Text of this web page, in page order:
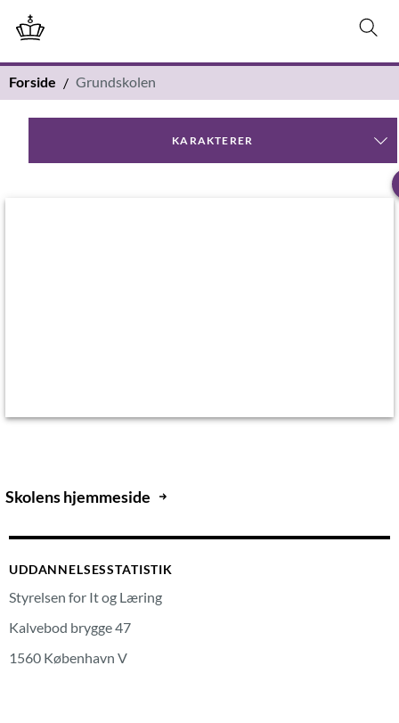
Forside Grundskolen
KARAKTERER
Skolens hjemmeside
UDDANNELSESSTATISTIK
Styrelsen for It og Læring
Kalvebod brygge 47
1560 København V